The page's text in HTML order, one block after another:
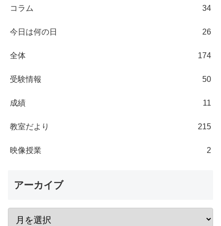
コラム 34
今日は何の日 26
全体 174
受験情報 50
成績 11
教室だより 215
映像授業 2
アーカイブ